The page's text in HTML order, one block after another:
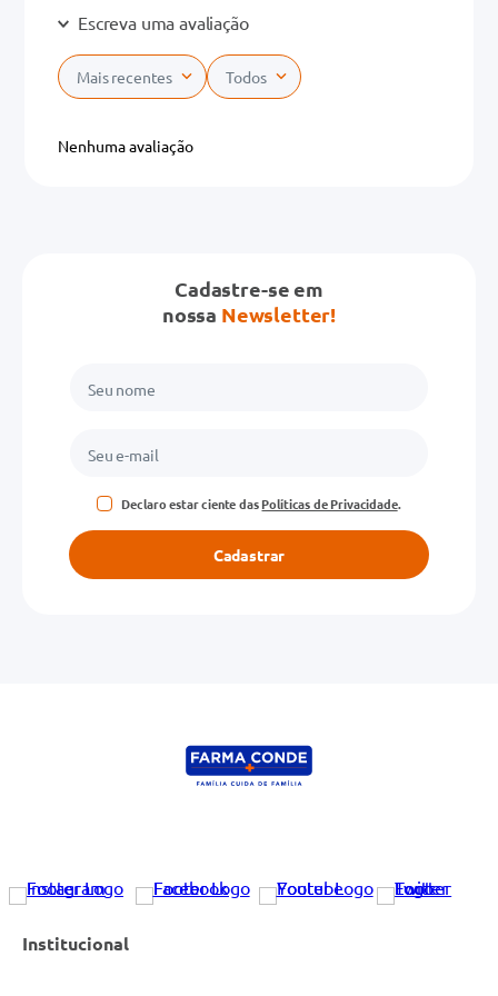
Escreva uma avaliação
Adicionar avaliação
★★
Mais recentes Todos
Nenhuma avaliação
Cadastre-se em
nossa Newsletter!
Declaro estar ciente dasPolíticas de Privacidade.
Cadastrar
Institucional